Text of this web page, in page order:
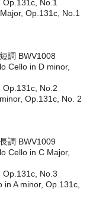
Op.131c, No.1
Op.131c, No.1
調 BWV1008
Cello in D minor,
Op.131c, No.2
Op.131c, No. 2
調 BWV1009
Cello in C Major,
Op.131c, No.3
A minor, Op.131c,